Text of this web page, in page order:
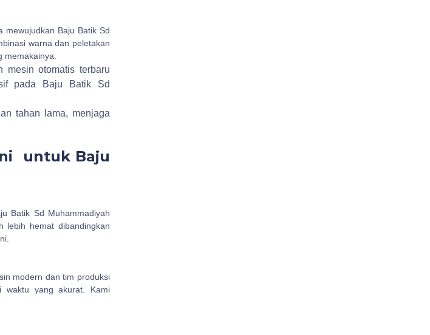
mewujudkan Baju Batik Sd
warna dan peletakan
mesin otomatis terbaru
pada Baju Batik Sd
tahan lama, menjaga
untuk Baju
Batik Sd Muhammadiyah
lebih hemat dibandingkan
modern dan tim produksi
waktu yang akurat. Kami